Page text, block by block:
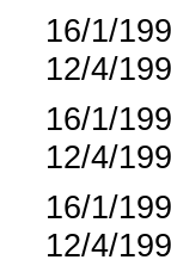
16/1/
12/4/
16/1/
12/4/
16/1/
12/4/